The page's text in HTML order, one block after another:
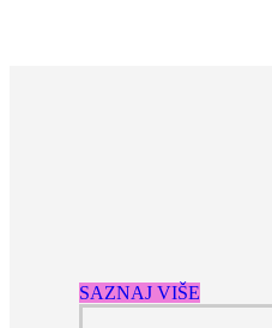
SAZNAJ VIŠE